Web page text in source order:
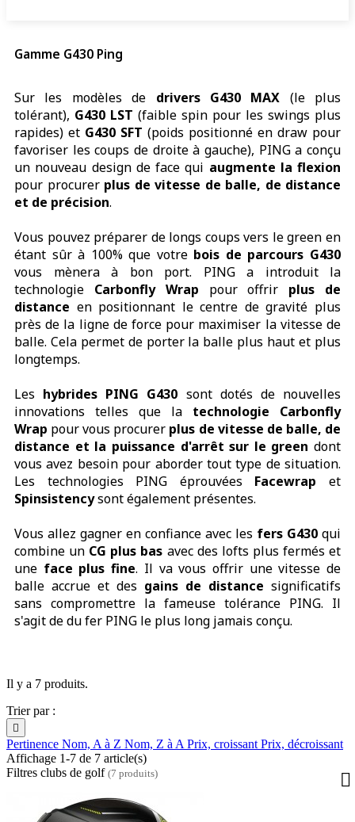
Gamme G430 Ping
Sur les modèles de drivers G430 MAX (le plus
tolérant), G430 LST (faible spin pour les swings plus
rapides) et G430 SFT (poids positionné en draw pour
favoriser les coups de droite à gauche), PING a conçu
un nouveau design de face qui augmente la flexion
pour procurer plus de vitesse de balle, de distance
et de précision.
Vous pouvez préparer de longs coups vers le green en
étant sûr à 100% que votre bois de parcours G430
vous mènera à bon port. PING a introduit la
technologie Carbonfly Wrap pour offrir plus de
distance en positionnant le centre de gravité plus
près de la ligne de force pour maximiser la vitesse de
balle. Cela permet de porter la balle plus haut et plus
longtemps.
Les hybrides PING G430 sont dotés de nouvelles
innovations telles que la technologie Carbonfly
Wrap pour vous procurer plus de vitesse de balle, de
distance et la puissance d'arrêt sur le green dont
vous avez besoin pour aborder tout type de situation.
Les technologies PING éprouvées Facewrap et
Spinsistencysont également présentes.
Vous allez gagner en confiance avec les fers G430 qui
combine un CG plus bas avec des lofts plus fermés et
une face plus fine. Il va vous offrir une vitesse de
balle accrue et des gains de distance significatifs
sans compromettre la fameuse tolérance PING. Il
s'agit de du fer PING le plus long jamais conçu.
Il y a 7 produits.
Trier par :

Pertinence Nom, A à Z Nom, Z à A Prix, croissant Prix, décroissant
Affichage 1-7 de 7 article(s)
Filtres clubs de golf (7 produits)